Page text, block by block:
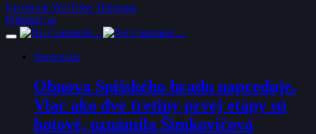
FacebookYouTube Telegram
Prihlásiť sa
Slovensko
Obnova Spišského hradu napreduje.
Viac ako dve tretiny prvej etapy sú
hotové, oznámila Šimkovičová